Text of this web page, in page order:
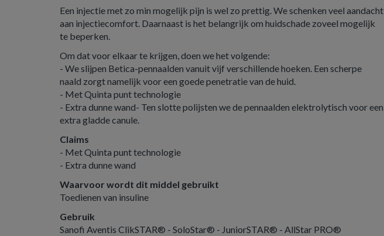
Een injectie met zo min mogelijk pijn is wel zo prettig. We schenken veel aandacht
aan injectiecomfort. Daarnaast is het belangrijk om huidschade zoveel mogelijk
te beperken.
Om dat voor elkaar te krijgen, doen we het volgende:
- We slijpen Betica-pennaalden vanuit vijf verschillende hoeken. Een scherpe
naald zorgt namelijk voor een goede penetratie van de huid.
- Met Quinta punt technologie
- Extra dunne wand- Ten slotte polijsten we de pennaalden elektrolytisch voor een
extra gladde canule.
Claims
- Met Quinta punt technologie
- Extra dunne wand
Waarvoor wordt dit middel gebruikt
Toedienen van insuline
Gebruik
Sanofi Aventis ClikSTAR® - SoloStar® - JuniorSTAR® - AllStar PRO®